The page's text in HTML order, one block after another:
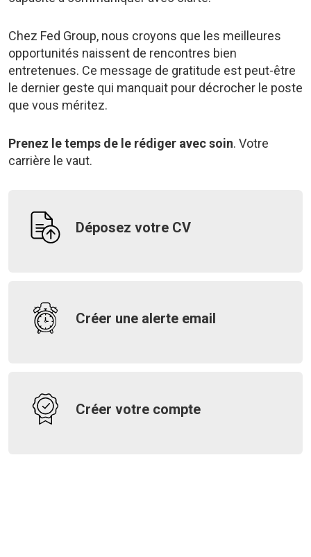
Chez Fed Group, nous croyons que les meilleures
opportunités naissent de rencontres bien
entretenues. Ce message de gratitude est peut-être
le dernier geste qui manquait pour décrocher le poste
que vous méritez.
Prenez le temps de le rédiger avec soin. Votre
carrière le vaut.
Déposez votre CV
Créer une alerte email
Créer votre compte